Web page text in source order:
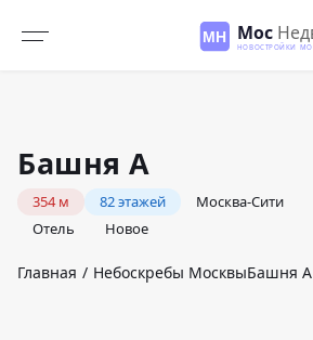
Башня А
354м 82этажей Москва-Сити
Отель
Новое
Главная Небоскребы МосквыБашня А